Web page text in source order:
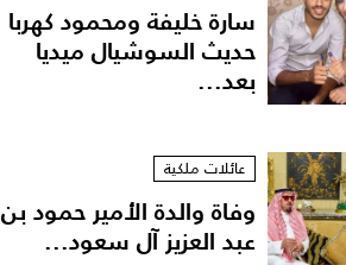
سارة خليفة ومحمود كهربا
حديث السوشيال ميديا
بعد...
عائلات ملكية
وفاة والدة الأمير حمود بن
عبد العزيز آل سعود...